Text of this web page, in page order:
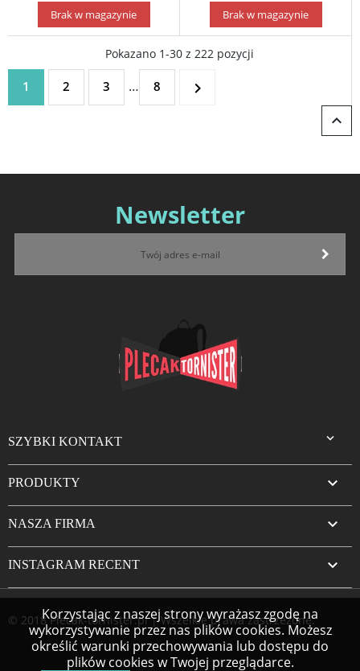
Brak w magazynie Brak w magazynie
Pokazano 1-30 z 222 pozycji
1 2 3 … 8


Newsletter
SZYBKI KONTAKT 
PRODUKTY 
NASZA FIRMA 
INSTAGRAM RECENT 
© 2018 Plecak-tornister.pl | Wszelkie prawa zastrzeżone.
Korzystając z naszej strony wyrażasz zgodę na
wykorzystywanie przez nas plików cookies. Możesz
określić warunki przechowywania lub dostępu do
plików cookies w Twojej przeglądarce.